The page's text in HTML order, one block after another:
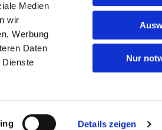
Medien
wir
Werbung
Daten
Dienste
Details zeigen
Nur
5735-0
pfarramt@sankt-otto.de